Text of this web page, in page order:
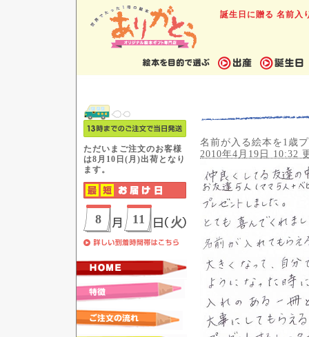
誕生日に贈る 名前入
名前が入る絵本を1歳
2010年4月19日 10:32